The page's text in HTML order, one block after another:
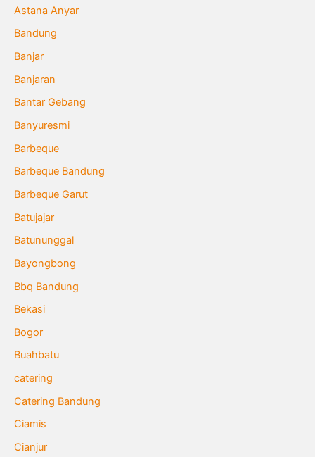
Astana Anyar
Bandung
Banjar
Banjaran
Bantar Gebang
Banyuresmi
Barbeque
Barbeque Bandung
Barbeque Garut
Batujajar
Batununggal
Bayongbong
Bbq Bandung
Bekasi
Bogor
Buahbatu
catering
Catering Bandung
Ciamis
Cianjur